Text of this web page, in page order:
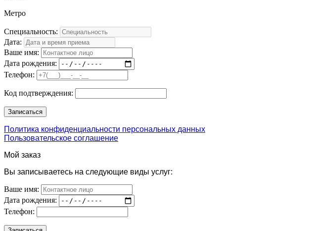
Метро
Специальность:
Дата:
Ваше имя:
Дата рождения:
Телефон:
Код подтверждения:
Политика конфиденциальности персональных данных
Пользовательское соглашение
Мой заказ
Вы записываетесь на следующие виды услуг:
Ваше имя:
Дата рождения:
Телефон: